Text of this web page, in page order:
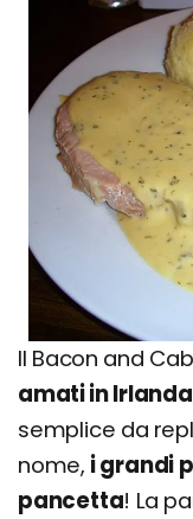
Il Bacon and
amati in Irlanda
semplice da
nome, i grandi
pancetta! La